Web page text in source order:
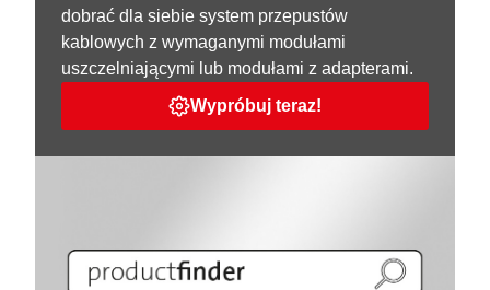
dobrać dla siebie system przepustów
kablowych z wymaganymi modułami
uszczelniającymi lub modułami z adapterami.
Wypróbuj teraz!